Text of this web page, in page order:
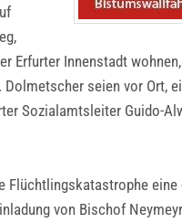
Erfurter Innenstadt
seien vor Ort,
Sozialamtsleiter Guido-
Flüchtlingskatastrophe
von Bischof